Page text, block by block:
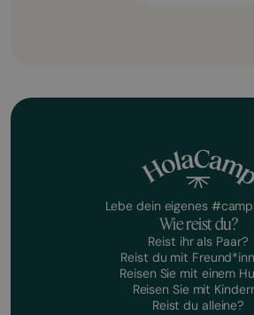
Lebe dein eigenes
Wie reist du?
Reist ihr als Paar?
Reist du mit
Reisen Sie mit einem
Reisen Sie mit
Reist du alleine?